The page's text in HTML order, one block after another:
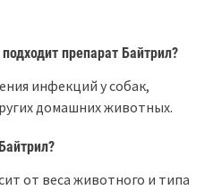
препарат Байтрил?
инфекций у собак,
домашних животных.
от веса животного и типа